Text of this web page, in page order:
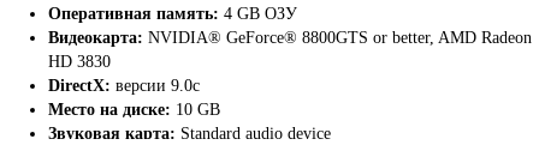
Оперативная память: 4 GB ОЗУ
Видеокарта: NVIDIA® GeForce® 8800GTS or better, AMD Radeon
HD 3830
DirectX: версии 9.0c
Место на диске: 10 GB
Звуковая карта: Standard audio device